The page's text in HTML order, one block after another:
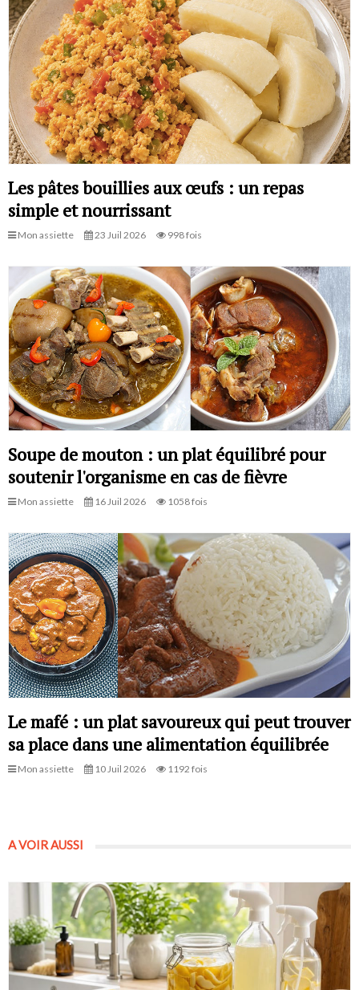
Les pâtes bouillies aux œufs : un repas
simple et nourrissant
Mon assiette 23 Juil 2026 998 fois
Soupe de mouton : un plat équilibré pour
soutenir l'organisme en cas de fièvre
Mon assiette 16 Juil 2026 1058 fois
Le mafé : un plat savoureux qui peut trouver
sa place dans une alimentation équilibrée
Mon assiette 10 Juil 2026 1192 fois
A VOIR AUSSI